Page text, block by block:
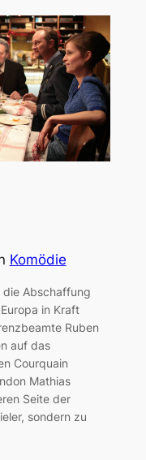
Komödie
die Abschaffung
in Kraft
Ruben
auf das
Courquain
Mathias
Seite der
sondern zu